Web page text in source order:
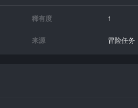
稀有度 1
来源 冒险任务